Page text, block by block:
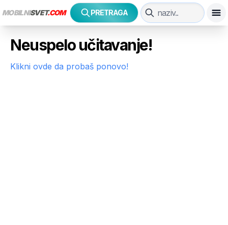
MOBILNISVET.COM PRETRAGA
Neuspelo učitavanje!
Klikni ovde da probaš ponovo!